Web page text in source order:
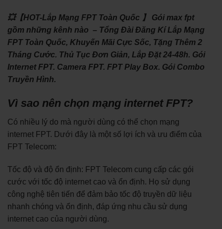
💥【HOT-Lắp Mạng FPT Toàn Quốc 】 Gói max fpt
gồm những kênh nào – Tổng Đài Đăng Kí Lắp Mạng
FPT Toàn Quốc, Khuyến Mãi Cực Sốc, Tặng Thêm 2
Tháng Cước. Thủ Tục Đơn Giản, Lắp Đặt 24-48h. Gói
Internet FPT. Camera FPT. FPT Play Box. Gói Combo
Truyền Hình.
Vì sao nên chọn mạng internet FPT?
Có nhiều lý do mà người dùng có thể chọn mạng
internet FPT. Dưới đây là một số lợi ích và ưu điểm của
FPT Telecom:
Tốc độ và độ ổn định: FPT Telecom cung cấp các gói
cước với tốc độ internet cao và ổn định. Họ sử dụng
công nghệ tiên tiến để đảm bảo tốc độ truyền dữ liệu
nhanh chóng và ổn định, đáp ứng nhu cầu sử dụng
internet cao của người dùng.